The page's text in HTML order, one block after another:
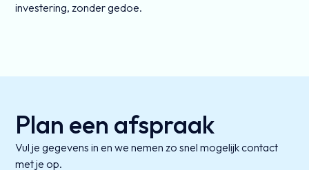
investering, zonder gedoe.
Plan een afspraak
Vul je gegevens in en we nemen zo snel mogelijk contact
met je op.